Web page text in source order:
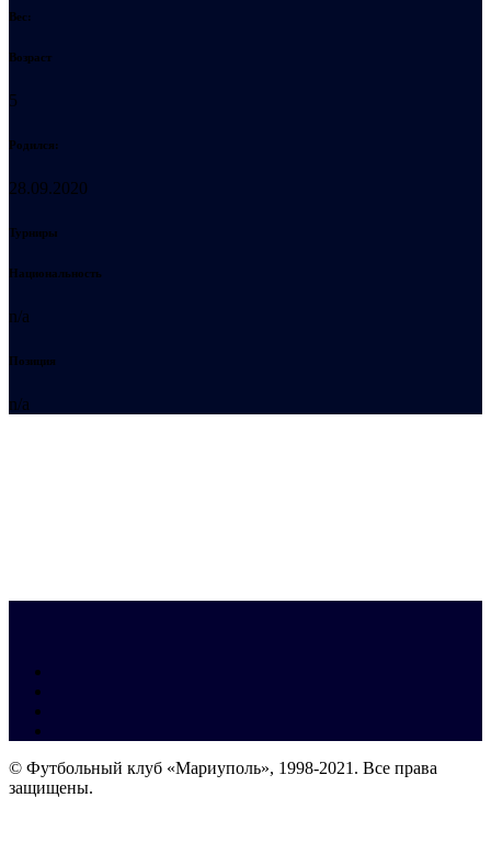
Вес:
Возраст
5
Родился:
28.09.2020
Турниры
Национальность
n/a
Позиция
n/a
© Футбольный клуб «Мариуполь», 1998-2021. Все права
защищены.